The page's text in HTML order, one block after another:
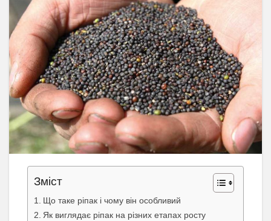
Зміст
Що таке ріпак і чому він особливий
Як виглядає ріпак на різних етапах росту